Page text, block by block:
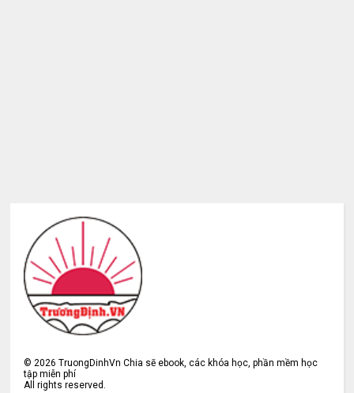
© 2026 TruongDinhVn Chia sẽ ebook, các khóa học, phần mềm học
tập miễn phí
All rights reserved.